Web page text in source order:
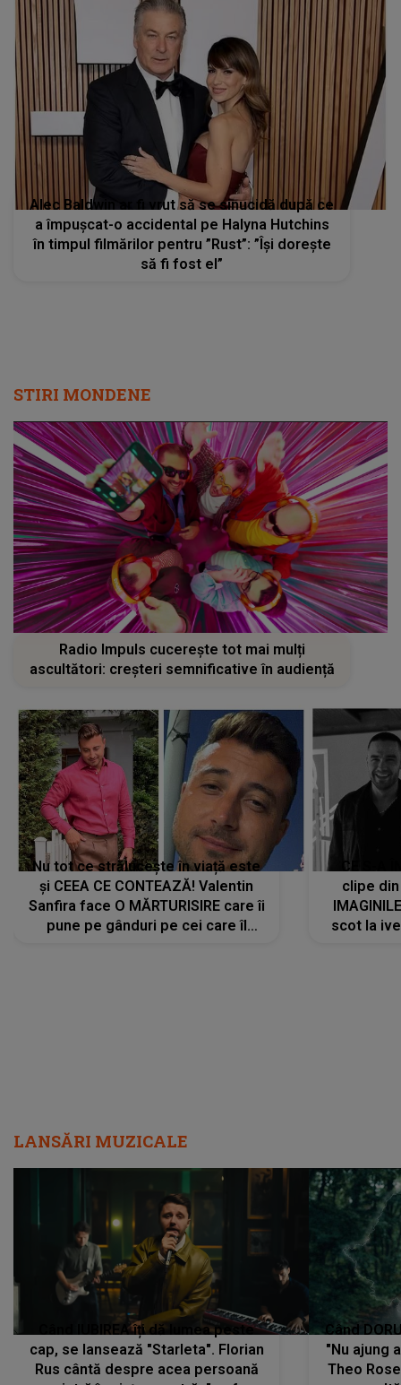
Alec Baldwin ar fi vrut să se sinucidă după ce
a împușcat-o accidental pe Halyna Hutchins
în timpul filmărilor pentru ”Rust”: ”Își dorește
să fi fost el”
STIRI MONDENE
Radio Impuls cucerește tot mai mulți
ascultători: creșteri semnificative în audiență
Nu tot ce strălucește în viață este
și CEEA CE CONTEAZĂ! Valentin
Sanfira face O MĂRTURISIRE care îi
pune pe gânduri pe cei care îl
CE S-A
clipe
scot la
LANSĂRI MUZICALE
Când IUBIREA îți dă lumea peste
cap, se lansează "Starleta". Florian
Rus cântă despre acea persoană
Când
"Nu ajung
Theo